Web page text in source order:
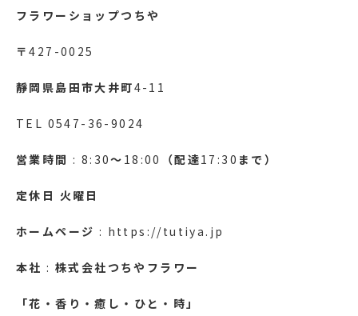
フラワーショップつちや
〒427-0025
靜岡県島田市大井町4-11
TEL 0547-36-9024
営業時間 : 8:30～ 18:00 （配達17:30 まで）
定休日 火曜日
ホームページ : https://tutiya.jp
本社 :株式会社つちやフラワー
「花・香り・癒し・ひと・時」